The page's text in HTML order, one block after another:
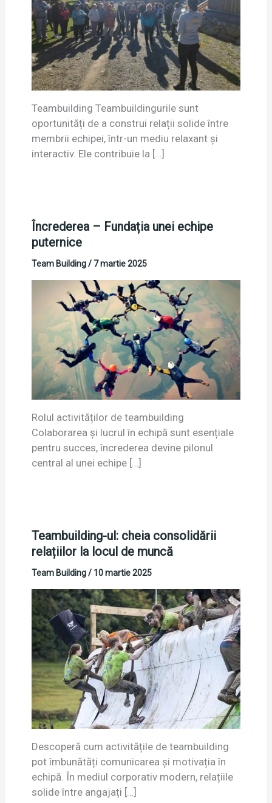
Teambuilding Teambuildingurile sunt
oportunități de a construi relații solide între
membrii echipei, într-un mediu relaxant și
interactiv. Ele contribuie la […]
Încrederea – Fundația unei echipe
puternice
Team Building/ 7 martie 2025
Rolul activităților de teambuilding
Colaborarea și lucrul în echipă sunt esențiale
pentru succes, încrederea devine pilonul
central al unei echipe […]
Teambuilding-ul: cheia consolidării
relațiilor la locul de muncă
Team Building/ 10 martie 2025
Descoperă cum activitățile de teambuilding
pot îmbunătăți comunicarea și motivația în
echipă. În mediul corporativ modern, relațiile
solide între angajați […]